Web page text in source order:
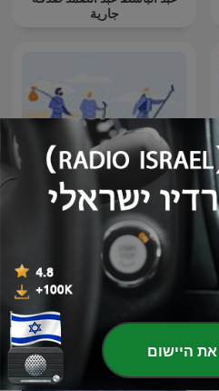
جارية
סיפורי תנ”ך לילדים
את היישום